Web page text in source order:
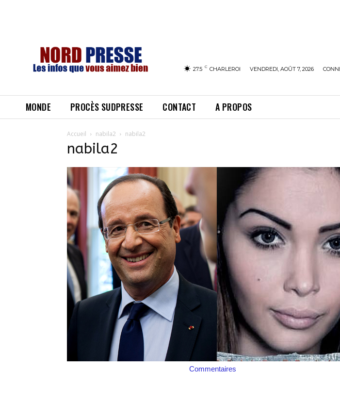
27.5 C CHARLEROI VENDREDI, AOÛT 7, 2026
MONDE PROCÈS SUDPRESSE CONTACT A PROPOS
Accueil nabila2 nabila2
nabila2
Commentaires